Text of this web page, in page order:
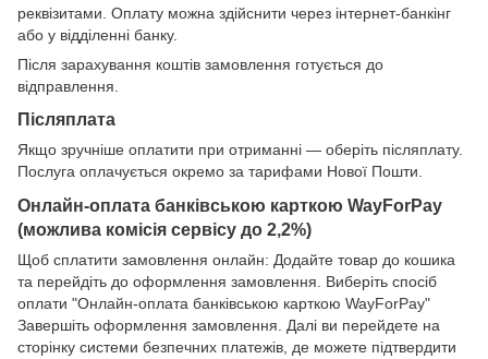
реквізитами. Оплату можна здійснити через інтернет-банкінг
або у відділенні банку.
Після зарахування коштів замовлення готується до
відправлення.
Післяплата
Якщо зручніше оплатити при отриманні — оберіть післяплату.
Послуга оплачується окремо за тарифами Нової Пошти.
Онлайн-оплата банківською карткою WayForPay
(можлива комісія сервісу до 2,2%)
Щоб сплатити замовлення онлайн: Додайте товар до кошика
та перейдіть до оформлення замовлення. Виберіть спосіб
оплати "Онлайн-оплата банківською карткою WayForPay"
Завершіть оформлення замовлення. Далі ви перейдете на
сторінку системи безпечних платежів, де можете підтвердити